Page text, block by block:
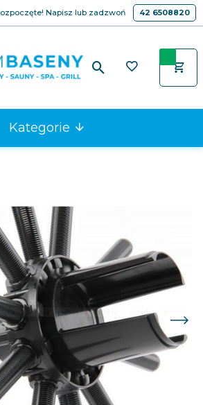
Napisz lub zadzwoń 42 6508820
Kategorie